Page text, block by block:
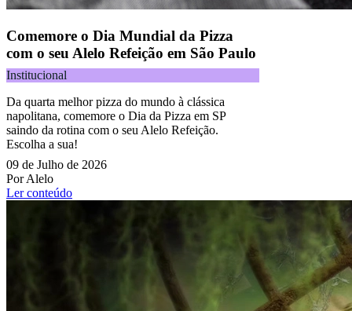
Comemore o Dia Mundial da Pizza
com o seu Alelo Refeição em São Paulo
Institucional
Da quarta melhor pizza do mundo à clássica
napolitana, comemore o Dia da Pizza em SP
saindo da rotina com o seu Alelo Refeição.
Escolha a sua!
09 de Julho de 2026
Por Alelo
Ler conteúdo